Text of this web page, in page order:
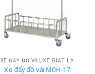
XE ĐẨY ĐỒ VẢI, XE GIẶT LÀ
Xe đẩy đồ vải MCH-17